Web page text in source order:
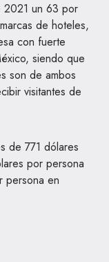
2021 un 63 por
de hoteles,
con fuerte
siendo que
son de ambos
visitantes de
de 771 dólares
por persona
persona en